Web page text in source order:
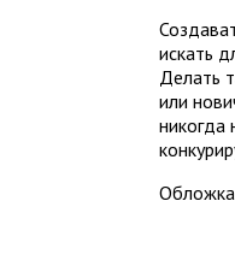
искать
Делать
или
никогда
Обложка